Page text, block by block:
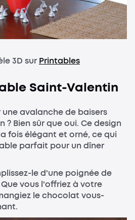
3D surPrintables
Saint-Valentin
avalanche de baisers
? Bien sûr que oui. Ce design
fois élégant et orné, ce qui
parfait pour un dîner
le d'une poignée de
vous l'offriez à votre
le chocolat vous-